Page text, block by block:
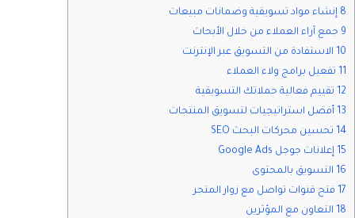
8 إنشاء مواد تسويقية وضمانات مبيعات
9 جمع آراء العملاء من خلال الأبحاث
10 الاستفادة من التسويق عبر الإنترنت
11 تفعيل برامج ولاء العملاء
12 تقييم فعالية حملاتك التسويقية
13 أفضل استراتيجيات لتسويق المنتجات
14 تحسين محركات البحث SEO
15 إعلانات جوجل Google Ads
16 التسويق بالمحتوى
17 فتح قنوات تواصل مع زوار المتجر
18 التعاون مع المؤثرين